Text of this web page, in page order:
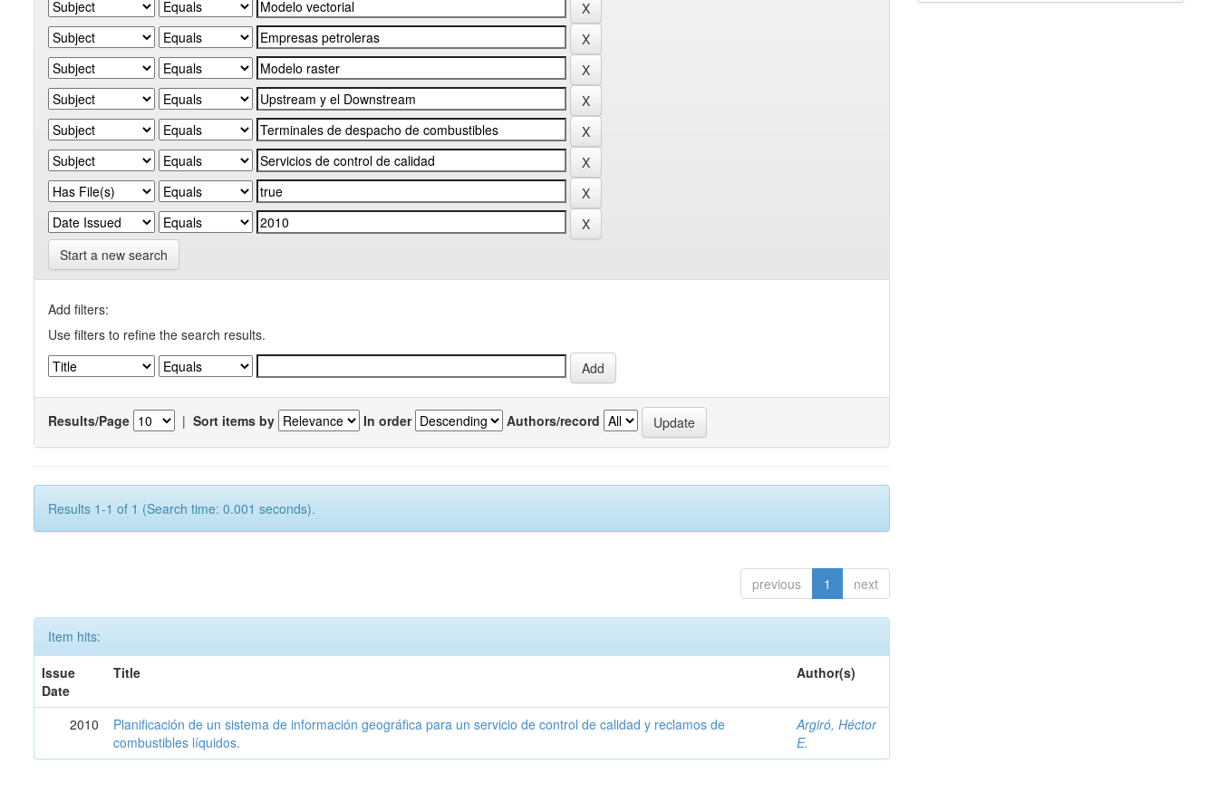
Start a new search
Add filters:
Use filters to refine the search results.
Results/Page | Sort items by In order Authors/record
Results 1-1 of 1 (Search time: 0.001 seconds).
previous 1 next
Item hits:
Issue
Date
Title Author(s)
2010
Planificación de un sistema de información geográfica para un servicio de control de calidad y reclamos de
combustibles líquidos.
Argiró, Héctor
E.